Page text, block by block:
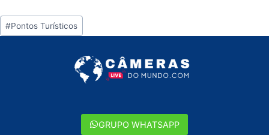
Tags
do
#Pontos Turísticos
GRUPO WHATSAPP